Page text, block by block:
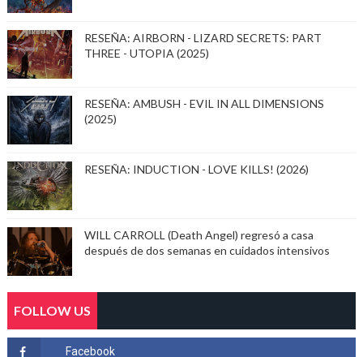
RESEÑA: AIRBORN - LIZARD SECRETS: PART
THREE - UTOPIA (2025)
RESEÑA: AMBUSH - EVIL IN ALL DIMENSIONS
(2025)
RESEÑA: INDUCTION - LOVE KILLS! (2026)
WILL CARROLL (Death Angel) regresó a casa
después de dos semanas en cuidados intensivos
FOLLOW US